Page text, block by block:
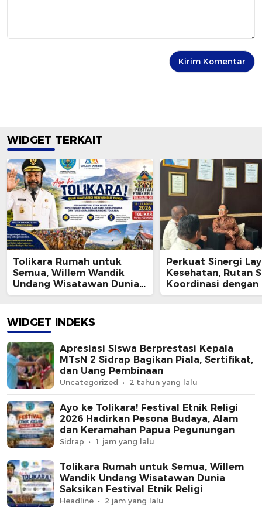
WIDGET TERKAIT
Tolikara Rumah untuk
Semua, Willem Wandik
Undang Wisatawan Dunia
Saksikan Festival Etnik
Perkuat Sinergi
Kesehatan, Rutan
Koordinasi dengan
Kesehatan
WIDGET INDEKS
Apresiasi Siswa Berprestasi Kepala
MTsN 2 Sidrap Bagikan Piala, Sertifikat,
dan Uang Pembinaan
Uncategorized 2 tahun yang lalu
Ayo ke Tolikara! Festival Etnik Religi
2026 Hadirkan Pesona Budaya, Alam
dan Keramahan Papua Pegunungan
Sidrap 1 jam yang lalu
Tolikara Rumah untuk Semua, Willem
Wandik Undang Wisatawan Dunia
Saksikan Festival Etnik Religi
Headline 2 jam yang lalu